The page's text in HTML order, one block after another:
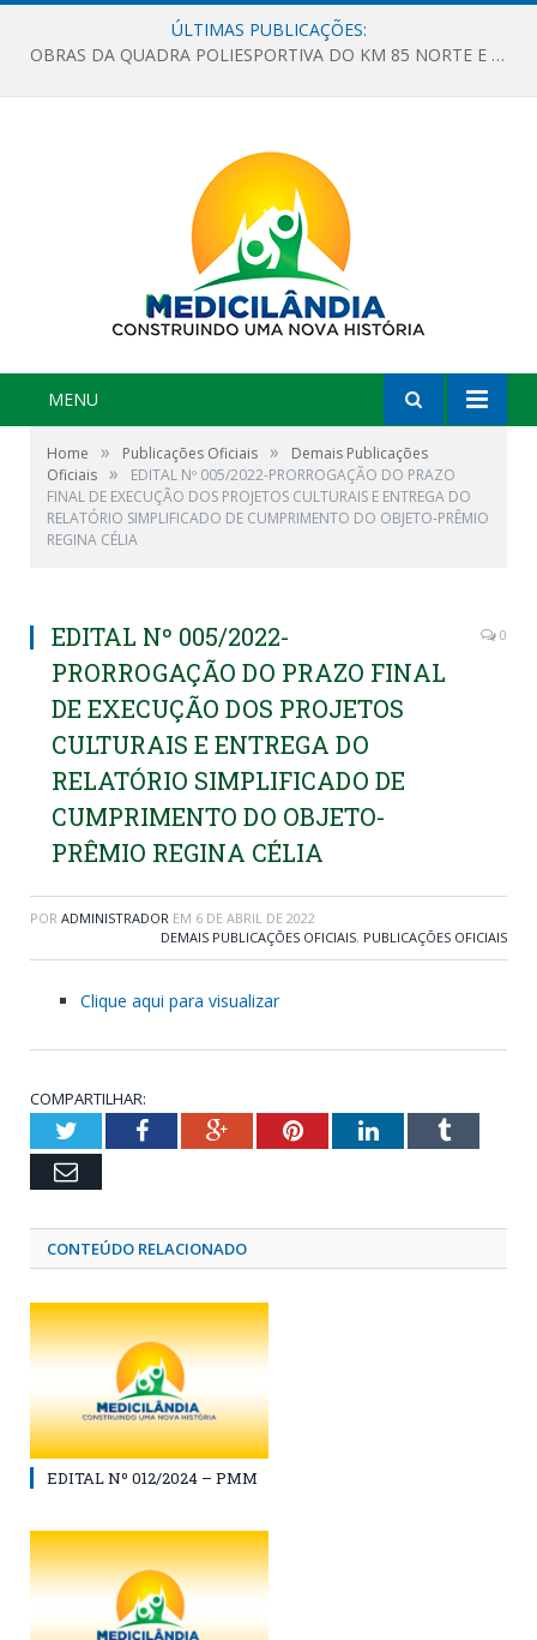
ÚLTIMAS PUBLICAÇÕES:
OBRAS DA QUADRA POLIESPORTIVA DO KM 85 NORTE E DA ESCOLA GASPAR VIANA AVANÇAM
MENU
Home » Publicações Oficiais »
Demais Publicações
Oficiais »
EDITAL Nº 005/2022-PRORROGAÇÃO DO PRAZO
FINAL DE EXECUÇÃO DOS PROJETOS CULTURAIS E ENTREGA DO
RELATÓRIO SIMPLIFICADO DE CUMPRIMENTO DO OBJETO-PRÊMIO
REGINA CÉLIA
EDITAL Nº 005/2022-
PRORROGAÇÃO DO PRAZO FINAL
DE EXECUÇÃO DOS PROJETOS
CULTURAIS E ENTREGA DO
RELATÓRIO SIMPLIFICADO DE
CUMPRIMENTO DO OBJETO-
PRÊMIO REGINA CÉLIA
0
POR ADMINISTRADOR EM 6 DE ABRIL DE 2022
DEMAIS PUBLICAÇÕES OFICIAIS, PUBLICAÇÕES OFICIAIS
Clique aqui para visualizar
COMPARTILHAR:
TwitterFacebookGoogle+PinterestLinkedInTumblr
Email
CONTEÚDO RELACIONADO
EDITAL Nº 012/2024 – PMM